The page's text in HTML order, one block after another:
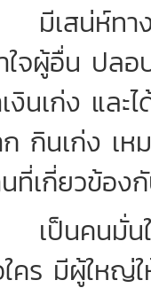
เสน่ห์ทาง
ใจผู้อื่น ปล
งินเก่ง และ
กินเก่ง เห
ที่เกี่ยวข้อง
ป็นคนมั่นใจ
คร มีผู้ใหญ่